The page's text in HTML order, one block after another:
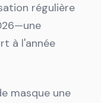
régulière
à l'année
masque une